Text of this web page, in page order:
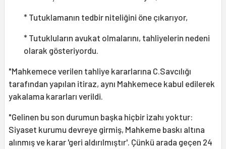
* Tutuklamanın tedbir niteliğini öne çıkarıyor,
* Tutukluların avukat olmalarını, tahliyelerin nedeni
olarak gösteriyordu.
"Mahkemece verilen tahliye kararlarına C.Savcılığı
tarafından yapılan itiraz, aynı Mahkemece kabul edilerek
yakalama kararları verildi.
"Gelinen bu son durumun başka hiçbir izahı yoktur:
Siyaset kurumu devreye girmiş, Mahkeme baskı altına
alınmış ve karar 'geri aldırılmıştır'. Çünkü arada geçen 24